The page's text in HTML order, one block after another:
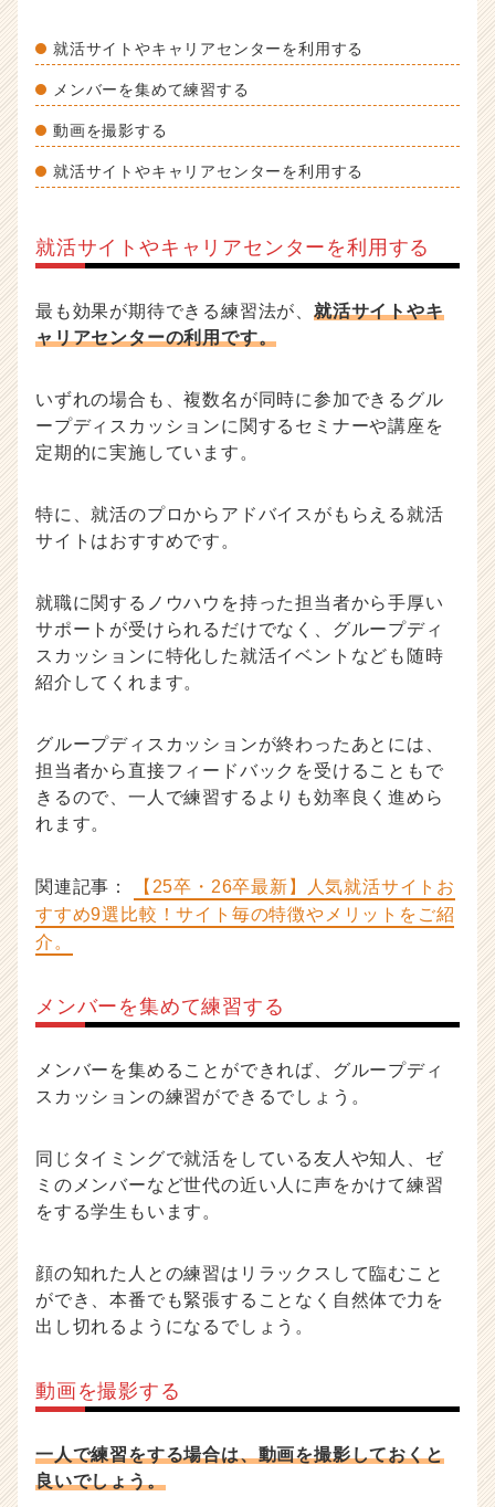
就活サイトやキャリアセンターを利用する
メンバーを集めて練習する
動画を撮影する
就活サイトやキャリアセンターを利用する
就活サイトやキャリアセンターを利用する
最も効果が期待できる練習法が、 就活サイトやキ
ャリアセンターの利用です。
いずれの場合も、複数名が同時に参加できるグル
ープディスカッションに関するセミナーや講座を
定期的に実施しています。
特に、就活のプロからアドバイスがもらえる就活
サイトはおすすめです。
就職に関するノウハウを持った担当者から手厚い
サポートが受けられるだけでなく、グループディ
スカッションに特化した就活イベントなども随時
紹介してくれます。
グループディスカッションが終わったあとには、
担当者から直接フィードバックを受けることもで
きるので、一人で練習するよりも効率良く進めら
れます。
関連記事：
【25卒・26卒最新】人気就活サイトお
すすめ9選比較！サイト毎の特徴やメリットをご紹
介。
メンバーを集めて練習する
メンバーを集めることができれば、グループディ
スカッションの練習ができるでしょう。
同じタイミングで就活をしている友人や知人、ゼ
ミのメンバーなど世代の近い人に声をかけて練習
をする学生もいます。
顔の知れた人との練習はリラックスして臨むこと
ができ、本番でも緊張することなく自然体で力を
出し切れるようになるでしょう。
動画を撮影する
一人で練習をする場合は、動画を撮影しておくと
良いでしょう。